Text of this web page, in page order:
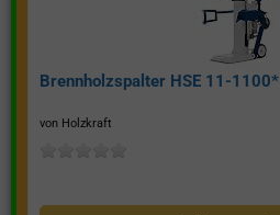
Brennholzspalter HSE 11-1100*
von Holzkraft